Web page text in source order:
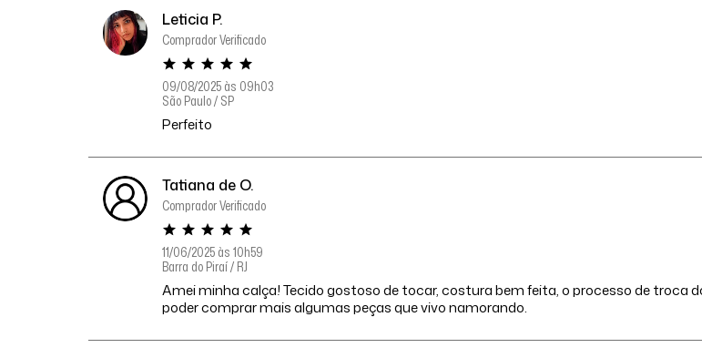
Leticia P.
Comprador Verificado
09/08/2025 às 09h03
São Paulo / SP
Perfeito
Tatiana de O.
Comprador Verificado
11/06/2025 às 10h59
Barra do Piraí / RJ
Amei minha calça! Tecido gostoso de tocar, costura bem feita, o processo de troca
poder comprar mais algumas peças que vivo namorando.